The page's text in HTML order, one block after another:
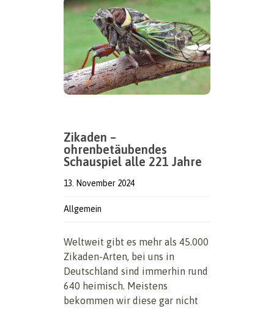
Zikaden –
ohrenbetäubendes
Schauspiel alle 221 Jahre
13. November 2024
Allgemein
Weltweit gibt es mehr als 45.000
Zikaden-Arten, bei uns in
Deutschland sind immerhin rund
640 heimisch. Meistens
bekommen wir diese gar nicht